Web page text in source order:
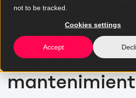
not to be tracked.
Cookies settings
Accept
Soporte 360º
Mimacom:
negocio más